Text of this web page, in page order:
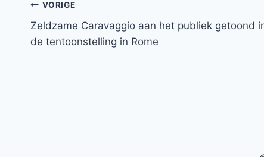
Bericht
navigatie
VORIGE
Zeldzame Caravaggio aan het publiek getoond
de tentoonstelling in Rome